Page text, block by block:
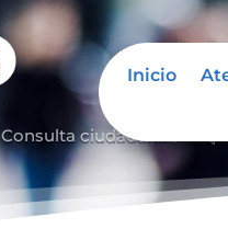
Inicio
Consulta ciudadana